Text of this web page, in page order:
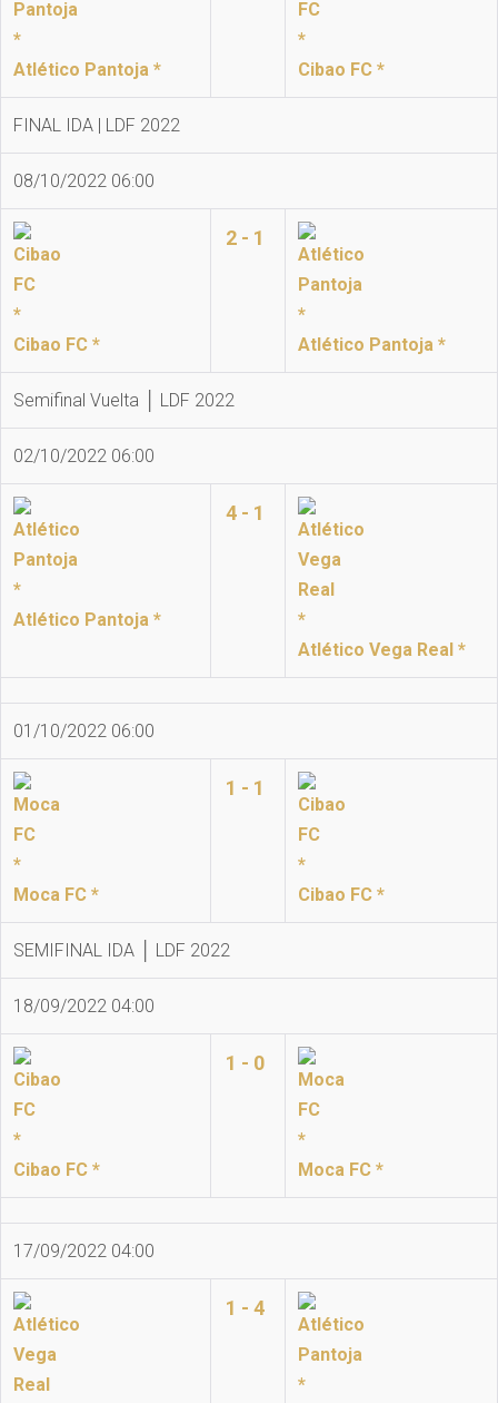
Atlético Pantoja * Cibao FC *
FINAL IDA | LDF 2022
08/10/2022 06:00
Cibao FC *
2 - 1
Atlético Pantoja *
Semifinal Vuelta │ LDF 2022
02/10/2022 06:00
Atlético Pantoja *
4 - 1
Atlético Vega Real *
01/10/2022 06:00
Moca FC *
1 - 1
Cibao FC *
SEMIFINAL IDA │ LDF 2022
18/09/2022 04:00
Cibao FC *
1 - 0
Moca FC *
17/09/2022 04:00
1 - 4